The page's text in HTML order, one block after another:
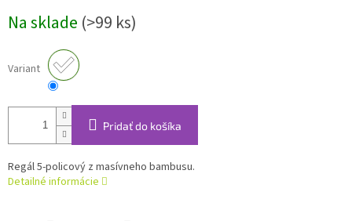
cena:
Na sklade (>99 ks)
Variant
Pridať do košíka
Regál 5-policový z masívneho bambusu.
Detailné informácie